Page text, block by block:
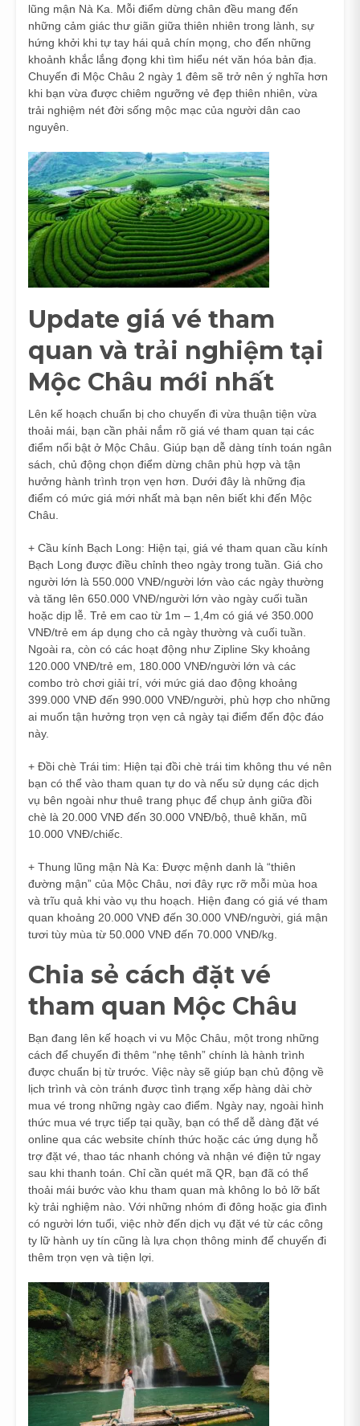
lũng mận Nà Ka. Mỗi điểm dừng chân đều mang đến
những cảm giác thư giãn giữa thiên nhiên trong lành, sự
hứng khởi khi tự tay hái quả chín mọng, cho đến những
khoảnh khắc lắng đọng khi tìm hiểu nét văn hóa bản địa.
Chuyến đi Mộc Châu 2 ngày 1 đêm sẽ trở nên ý nghĩa hơn
khi bạn vừa được chiêm ngưỡng vẻ đẹp thiên nhiên, vừa
trải nghiệm nét đời sống mộc mạc của người dân cao
nguyên.
Update giá vé tham
quan và trải nghiệm tại
Mộc Châu mới nhất
Lên kế hoạch chuẩn bị cho chuyến đi vừa thuận tiện vừa
thoải mái, bạn cần phải nắm rõ giá vé tham quan tại các
điểm nổi bật ở Mộc Châu. Giúp bạn dễ dàng tính toán ngân
sách, chủ động chọn điểm dừng chân phù hợp và tận
hưởng hành trình trọn vẹn hơn. Dưới đây là những địa
điểm có mức giá mới nhất mà bạn nên biết khi đến Mộc
Châu.
+ Cầu kính Bạch Long: Hiện tại, giá vé tham quan cầu kính
Bạch Long được điều chỉnh theo ngày trong tuần. Giá cho
người lớn là 550.000 VNĐ/người lớn vào các ngày thường
và tăng lên 650.000 VNĐ/người lớn vào ngày cuối tuần
hoặc dịp lễ. Trẻ em cao từ 1m – 1,4m có giá vé 350.000
VNĐ/trẻ em áp dụng cho cả ngày thường và cuối tuần.
Ngoài ra, còn có các hoạt động như Zipline Sky khoảng
120.000 VNĐ/trẻ em, 180.000 VNĐ/người lớn và các
combo trò chơi giải trí, với mức giá dao động khoảng
399.000 VNĐ đến 990.000 VNĐ/người, phù hợp cho những
ai muốn tận hưởng trọn vẹn cả ngày tại điểm đến độc đáo
này.
+ Đồi chè Trái tim: Hiện tại đồi chè trái tim không thu vé nên
bạn có thể vào tham quan tự do và nếu sử dụng các dịch
vụ bên ngoài như thuê trang phục để chụp ảnh giữa đồi
chè là 20.000 VNĐ đến 30.000 VNĐ/bộ, thuê khăn, mũ
10.000 VNĐ/chiếc.
+ Thung lũng mận Nà Ka: Được mệnh danh là “thiên
đường mận” của Mộc Châu, nơi đây rực rỡ mỗi mùa hoa
và trĩu quả khi vào vụ thu hoạch. Hiện đang có giá vé tham
quan khoảng 20.000 VNĐ đến 30.000 VNĐ/người, giá mận
tươi tùy mùa từ 50.000 VNĐ đến 70.000 VNĐ/kg.
Chia sẻ cách đặt vé
tham quan Mộc Châu
Bạn đang lên kế hoạch vi vu Mộc Châu, một trong những
cách để chuyến đi thêm “nhẹ tênh” chính là hành trình
được chuẩn bị từ trước. Việc này sẽ giúp bạn chủ động về
lịch trình và còn tránh được tình trạng xếp hàng dài chờ
mua vé trong những ngày cao điểm. Ngày nay, ngoài hình
thức mua vé trực tiếp tại quầy, bạn có thể dễ dàng đặt vé
online qua các website chính thức hoặc các ứng dụng hỗ
trợ đặt vé, thao tác nhanh chóng và nhận vé điện tử ngay
sau khi thanh toán. Chỉ cần quét mã QR, bạn đã có thể
thoải mái bước vào khu tham quan mà không lo bỏ lỡ bất
kỳ trải nghiệm nào. Với những nhóm đi đông hoặc gia đình
có người lớn tuổi, việc nhờ đến dịch vụ đặt vé từ các công
ty lữ hành uy tín cũng là lựa chọn thông minh để chuyến đi
thêm trọn vẹn và tiện lợi.